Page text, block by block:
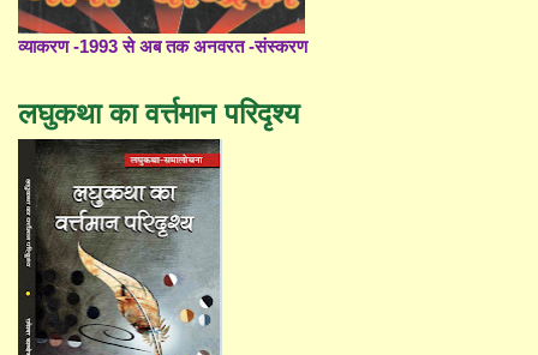
व्याकरण -1993 से अब तक अनवरत -संस्करण
लघुकथा का वर्त्तमान परिदृश्य